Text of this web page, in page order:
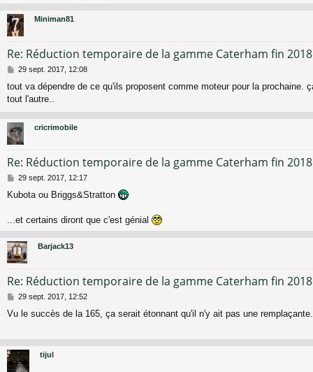
Miniman81
Re: Réduction temporaire de la gamme Caterham fin 2018
M
s
s
g
e
29 sept. 2017, 12:08
tout va dépendre de ce qu'ils proposent comme moteur pour la prochaine.
tout l'autre..
cricrimobile
Re: Réduction temporaire de la gamme Caterham fin 2018
M
s
a
e
29 sept. 2017, 12:17
Kubota ou Briggs&Stratton
...et certains diront que c'est génial
Barjack13
Re: Réduction temporaire de la gamme Caterham fin 2018
M
s
g
e
29 sept. 2017, 12:52
Vu le succès de la 165, ça serait étonnant qu'il n'y ait pas une
tijul